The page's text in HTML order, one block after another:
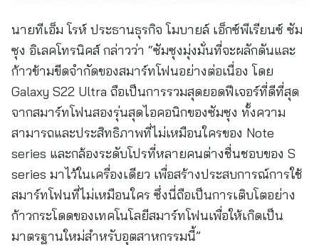
นายทีเอ็ม โรห์ ประธานธุรกิจ โมบายล์ เอ็กซ์พีเรียนซ์ ซัม
ซุง อิเลคโทรนิคส์ กล่าวว่า “ซัมซุงมุ่งมั่นที่จะผลักดันและ
ก้าวข้ามขีดจำกัดของสมาร์ทโฟนอย่างต่อเนื่อง โดย
Galaxy S22 Ultra ถือเป็นการรวมสุดยอดฟีเจอร์ที่ดีที่สุด
จากสมาร์ทโฟนสองรุ่นสุดไอคอนิกของซัมซุง ทั้งความ
สามารถและประสิทธิภาพที่ไม่เหมือนใครของ Note
series และกล้องระดับโปรที่หลายคนต่างชื่นชอบของ S
series มาไว้ในเครื่องเดียว เพื่อสร้างประสบการณ์การใช้
สมาร์ทโฟนที่ไม่เหมือนใคร ซึ่งนี่ถือเป็นการเติบโตอย่าง
ก้าวกระโดดของเทคโนโลยีสมาร์ทโฟนเพื่อให้เกิดเป็น
มาตรฐานใหม่สำหรับอุตสาหกรรมนี้”